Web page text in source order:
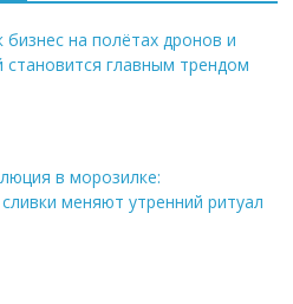
бизнес на полётах дронов и
становится главным трендом
в морозилке:
меняют утренний ритуал